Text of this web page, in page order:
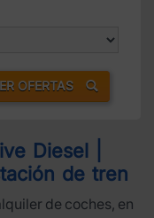
OFERTAS
Diesel |
de tren
de coches, en